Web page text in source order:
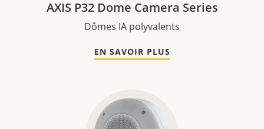
AXIS P32 Dome Camera Series
Dômes IA polyvalents
EN SAVOIR PLUS